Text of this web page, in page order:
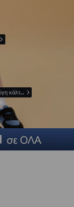
κάλτσες